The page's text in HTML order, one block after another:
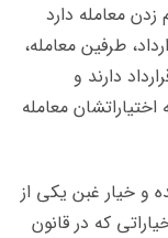
معامله دارد
طرفین معامله،
دارند و
معامله
خیار ذکر شده و خیار غبن یکی از
که در قانون